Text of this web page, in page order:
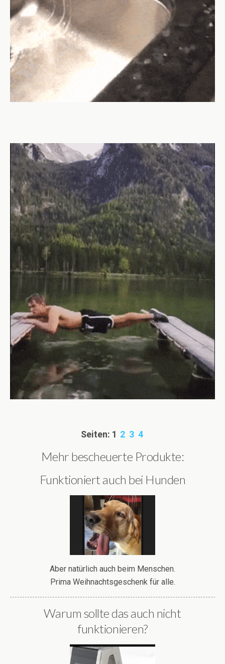
Seiten: 1 2 3 4
Mehr bescheuerte Produkte:
Funktioniert auch bei Hunden
Aber natürlich auch beim Menschen.
Prima Weihnachtsgeschenk für alle.
Warum sollte das auch nicht
funktionieren?